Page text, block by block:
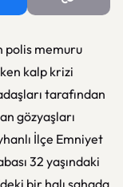
polis memuru
kalp krizi
tarafından
gözyaşları
İlçe Emniyet
32 yaşındaki
bir halı sahada